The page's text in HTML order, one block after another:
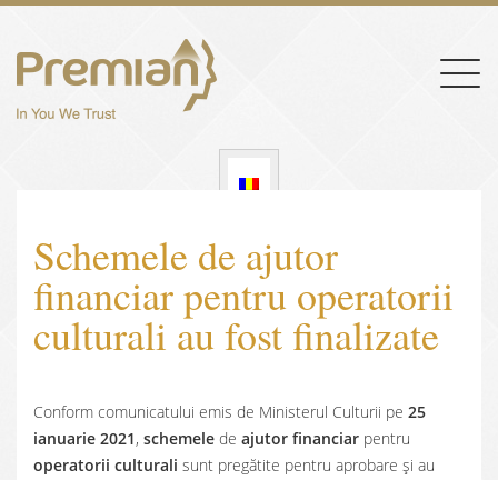
Schemele de ajutor
financiar pentru operatorii
culturali au fost finalizate
Conform comunicatului emis de Ministerul Culturii pe 25
ianuarie 2021, schemele de ajutor financiar pentru
operatorii culturali sunt pregătite pentru aprobare și au